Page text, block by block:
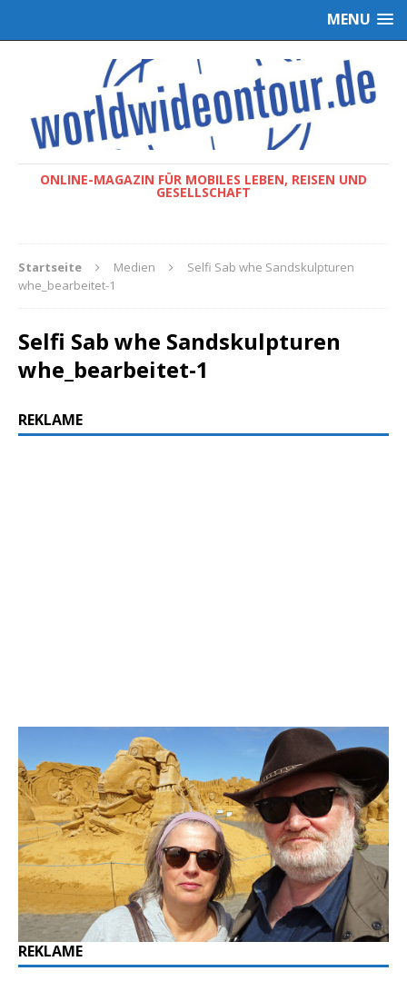
MENU
ONLINE-MAGAZIN FÜR MOBILES LEBEN, REISEN UND
GESELLSCHAFT
Startseite Medien
Selfi Sab whe Sandskulpturen
whe_bearbeitet-1
Selfi Sab whe Sandskulpturen
whe_bearbeitet-1
REKLAME
REKLAME